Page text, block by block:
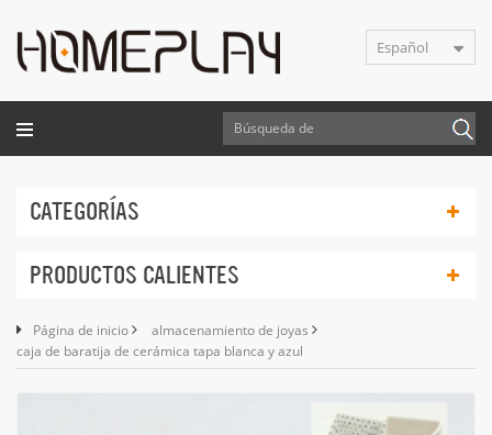
Español
CATEGORÍAS
PRODUCTOS CALIENTES
Página de inicio
almacenamiento de joyas
caja de baratija de cerámica tapa blanca y azul